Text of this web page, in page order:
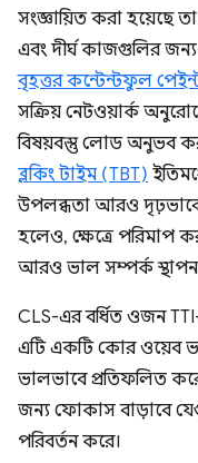
সংজ্ঞায়িত করা হয়েছে
এবং দীর্ঘ কাজগুলির
বৃহত্তর কন্টেন্টফুল
সক্রিয় নেটওয়ার্ক
বিষয়বস্তু লোড অনুভব
ব্লকিং টাইম (TBT)
উপলব্ধতা আরও দৃঢ়ভাবে
হলেও, ক্ষেত্রে পরিমাপ
আরও ভাল সম্পর্ক
CLS-এর বর্ধিত ওজন
এটি একটি কোর ওয়েব
ভালভাবে প্রতিফলিত
জন্য ফোকাস বাড়াবে
পরিবর্তন করে।